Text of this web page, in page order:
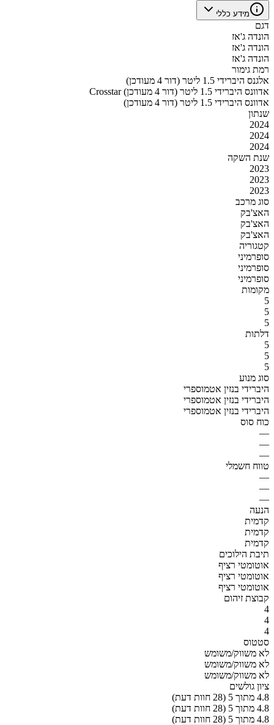
מידע כללי
דגם
הונדה ג'אז
הונדה ג'אז
הונדה ג'אז
רמת גימור
אלגנס היברידי 1.5 ליטר (דור 4 מעודכן)
Crosstar אדוונס היברידי 1.5 ליטר (דור 4 מעודכן)
אדוונס היברידי 1.5 ליטר (דור 4 מעודכן)
שנתון
2024
2024
2024
שנת השקה
2023
2023
2023
סוג מרכב
האצ'בק
האצ'בק
האצ'בק
קטגוריה
סופרמיני
סופרמיני
סופרמיני
מקומות
5
5
5
דלתות
5
5
5
סוג מנוע
היברידי בנזין אטמוספרי
היברידי בנזין אטמוספרי
היברידי בנזין אטמוספרי
כוח סוס
—
—
—
טווח חשמלי
—
—
—
הנעה
קדמית
קדמית
קדמית
תיבת הילוכים
אוטומטי רציף
אוטומטי רציף
אוטומטי רציף
קבוצת זיהום
4
4
4
סטטוס
לא משווק/משומש
לא משווק/משומש
לא משווק/משומש
ציון גולשים
4.8 מתוך 5 (28 חוות דעת)
4.8 מתוך 5 (28 חוות דעת)
4.8 מתוך 5 (28 חוות דעת)